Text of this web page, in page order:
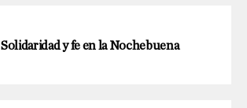
Solidaridad y fe en la Nochebuena